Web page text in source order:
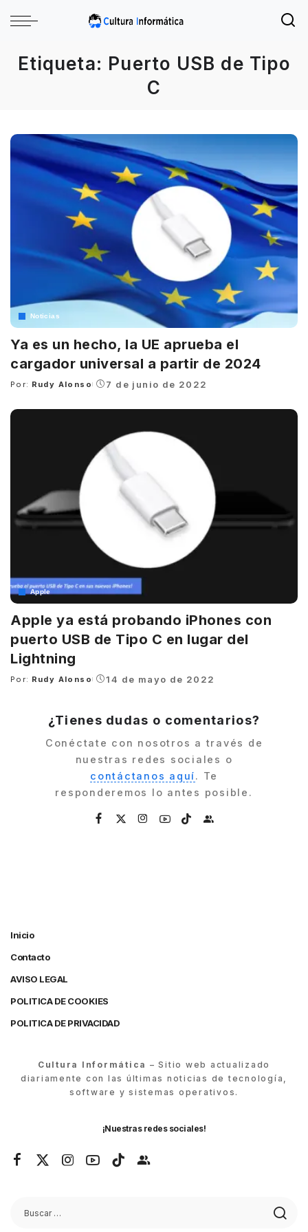
Etiqueta: Puerto USB de Tipo
C
Noticias
Ya es un hecho, la UE aprueba el
cargador universal a partir de 2024
Posted
Por: Rudy Alonso 7 de junio de 2022
Apple
Apple ya está probando iPhones con
puerto USB de Tipo C en lugar del
Lightning
Posted
Por: Rudy Alonso 14 de mayo de 2022
¿Tienes dudas o comentarios?
Conéctate con nosotros a través de
nuestras redes sociales o
contáctanos aquí. Te
responderemos lo antes posible.
Inicio
Contacto
AVISO LEGAL
POLITICA DE COOKIES
POLITICA DE PRIVACIDAD
Cultura Informática – Sitio web actualizado
diariamente con las últimas noticias de tecnología,
software y sistemas operativos.
¡Nuestras redes sociales!